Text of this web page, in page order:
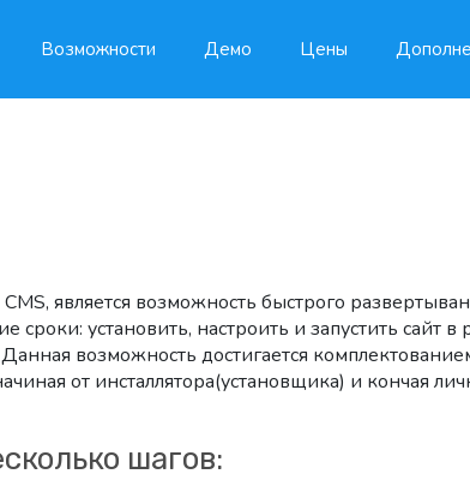
Возможности Демо Цены
является возможность быстрого
сроки: установить, настроить и запустить сайт
возможность достигается
от инсталлятора(установщика) и кончая
шагов: